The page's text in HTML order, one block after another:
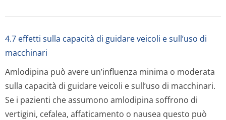
4.7 effetti sulla capacità di guidare veicoli e sull’uso di
macchinari
Amlodipina può avere un’influenza minima o moderata
sulla capacità di guidare veicoli e sull’uso di macchinari.
Se i pazienti che assumono amlodipina soffrono di
vertigini, cefalea, affaticamento o nausea questo può